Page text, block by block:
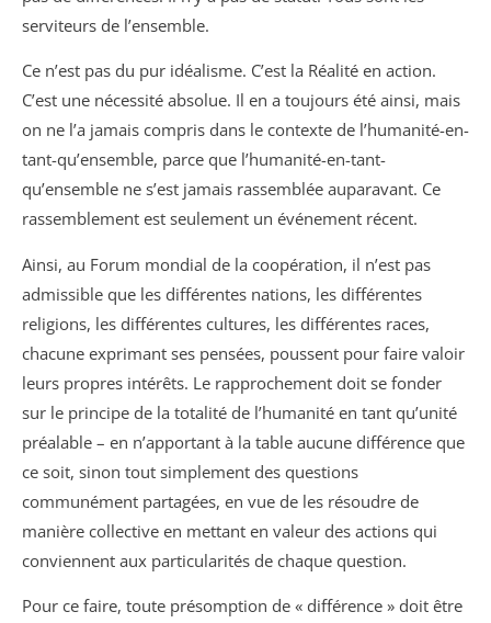
serviteurs de l’ensemble.
Ce n’est pas du pur idéalisme. C’est la Réalité en action.
C’est une nécessité absolue. Il en a toujours été ainsi, mais
on ne l’a jamais compris dans le contexte de l’humanité-en-
tant-qu’ensemble, parce que l’humanité-en-tant-
qu’ensemble ne s’est jamais rassemblée auparavant. Ce
rassemblement est seulement un événement récent.
Ainsi, au Forum mondial de la coopération, il n’est pas
admissible que les différentes nations, les différentes
religions, les différentes cultures, les différentes races,
chacune exprimant ses pensées, poussent pour faire valoir
leurs propres intérêts. Le rapprochement doit se fonder
sur le principe de la totalité de l’humanité en tant qu’unité
préalable – en n’apportant à la table aucune différence que
ce soit, sinon tout simplement des questions
communément partagées, en vue de les résoudre de
manière collective en mettant en valeur des actions qui
conviennent aux particularités de chaque question.
Pour ce faire, toute présomption de « différence » doit être